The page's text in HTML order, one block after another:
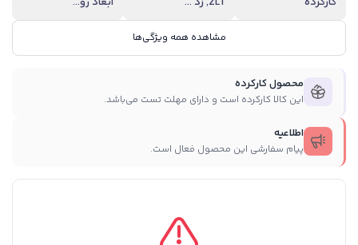
مشاهده همه ویژگی‌ها
محصول کارکرده
این کالا کارکرده است و دارای مهلت تست می‌باشد.
اطلاعیه
پیام سفارشی این محصول فعال است.